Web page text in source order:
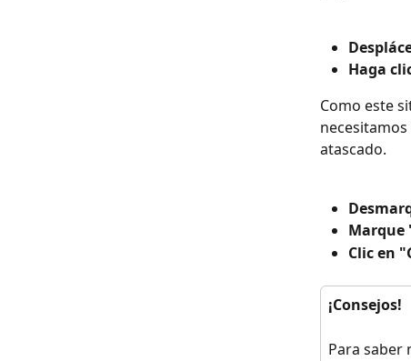
Haga
Como este
atascado.
Marque
Clic en
¡Consejos!
Para saber